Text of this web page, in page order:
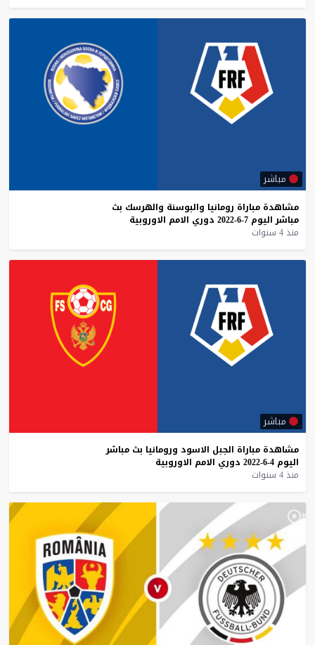
مباشر
مشاهدة مباراة رومانيا والبوسنة والهرسك بث
مباشر اليوم 7-6-2022 دوري الامم الاوروبية
منذ 4 سنوات
مباشر
مشاهدة مباراة الجبل الاسود ورومانيا بث مباشر
اليوم 4-6-2022 دوري الامم الاوروبية
منذ 4 سنوات